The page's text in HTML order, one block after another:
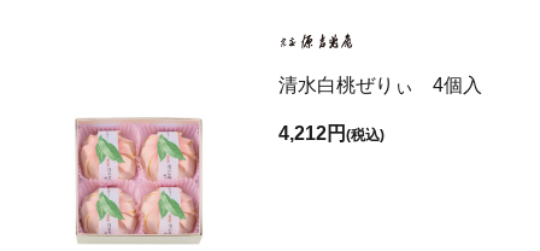
清水白桃ぜりぃ 4個入
4,212円(税込)